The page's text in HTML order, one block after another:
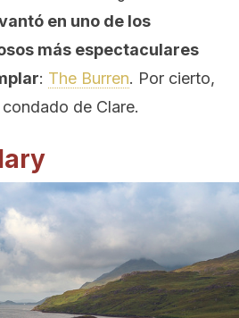
en uno de los
más espectaculares
: The Burren. Por cierto,
de Clare.